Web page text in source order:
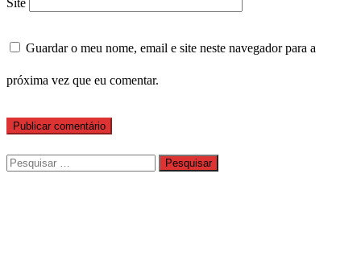
Site
Guardar o meu nome, email e site neste navegador para a
próxima vez que eu comentar.
Pesquisar
por: